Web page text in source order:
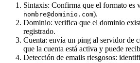
Sintaxis: Confirma que el formato es
nombre@dominio.com).
Dominio: verifica que el dominio
registrado.
Cuenta: envía un ping al servidor de
que la cuenta está activa y puede
Detección de emails riesgosos: